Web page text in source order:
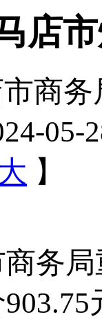
店
商务
05-
大 】
局